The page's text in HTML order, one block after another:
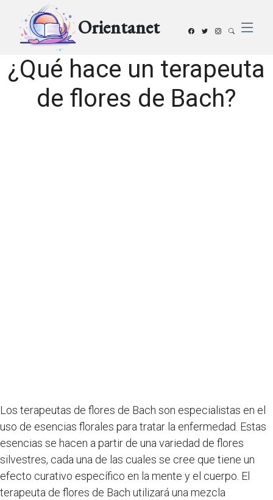
Orientanet
¿Qué hace un terapeuta
de flores de Bach?
Los terapeutas de flores de Bach son especialistas en el
uso de esencias florales para tratar la enfermedad. Estas
esencias se hacen a partir de una variedad de flores
silvestres, cada una de las cuales se cree que tiene un
efecto curativo específico en la mente y el cuerpo. El
terapeuta de flores de Bach utilizará una mezcla